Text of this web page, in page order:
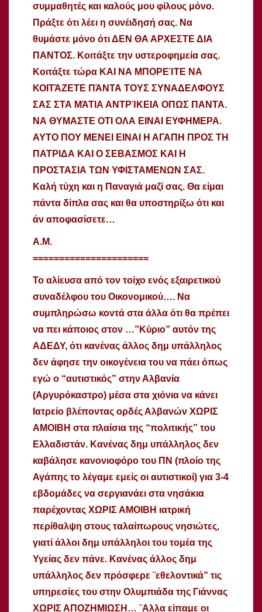
συμμαθητές και καλούς μου φίλους μόνο.
Πράξτε ότι λέει η συνέιδησή σας. Να
θυμάστε μόνο ότι ΔΕΝ ΘΑ ΑΡΧΕΣΤΕ ΔΙΑ
ΠΑΝΤΟΣ. Κοιτάξτε την υστεροφημεία σας.
Κοιτάξτε τώρα ΚΑΙ ΝΑ ΜΠΟΡΕΊΤΕ ΝΑ
ΚΟΙΤΆΖΕΤΕ ΠΆΝΤΑ ΤΟΥΣ ΣΥΝΑΔΕΛΦΟΥΣ
ΣΑΣ ΣΤΑ ΜΆΤΙΑ ΑΝΤΡΊΚΕΙΑ ΟΠΩΣ ΠΑΝΤΑ.
ΝΑ ΘΥΜΑΣΤΕ ΟΤΙ ΟΛΑ ΕΙΝΑΙ ΕΥΦΗΜΕΡΑ.
ΑΥΤΟ ΠΟΥ ΜΕΝΕΙ ΕΙΝΑΙ Η ΑΓΑΠΗ ΠΡΟΣ ΤΗ
ΠΑΤΡΙΔΑ ΚΑΙ Ο ΣΕΒΑΣΜΟΣ ΚΑΙ Η
ΠΡΟΣΤΑΣΙΑ ΤΩΝ ΥΦΙΣΤΑΜΕΝΩΝ ΣΑΣ.
Καλή τύχη και η Παναγιά μαζί σας. Θα είμαι
πάντα δίπλα σας και θα υποστηρίξω ότι και
άν αποφασίσετε…
Α.Μ.
======================
Το αλίευσα από τον τοίχο ενός εξαιρετικού
συναδέλφου του Οικονομικού…. Να
συμπληρώσω κοντά στα άλλα ότι θα πρέπει
να πει κάποιος στον …”Κύριο” αυτόν της
ΑΔΕΔΥ, ότι κανένας άλλος δημ υπάλληλος
δεν άφησε την οικογένεια του να πάει όπως
εγώ ο “αυτιστικός” στην Αλβανία
(Αργυρόκαστρο) μέσα στα χιόνια να κάνει
Ιατρείο βλέποντας ορδές Αλβανών ΧΩΡΙΣ
ΑΜΟΙΒΗ στα πλαίσια της “πολιτικής” του
Ελλαδιστάν. Κανένας δημ υπάλληλος δεν
καβάλησε κανονιοφόρο του ΠΝ (πλοίο της
Αγάπης το λέγαμε εμείς οι αυτιστικοί) για 3-4
εβδομάδες να σεργιανάει στα νησάκια
παρέχοντας ΧΩΡΙΣ ΑΜΟΙΒΗ ιατρική
περίθαλψη στους ταλαίπωρους νησιώτες,
γιατί άλλοι δημ υπάλληλοι του τομέα της
Υγείας δεν πάνε. Κανένας άλλος δημ
υπάλληλος δεν πρόσφερε ¨εθελοντικά” τις
υπηρεσίες του στην Ολυμπιάδα της Γιάννας
ΧΩΡΙΣ ΑΠΟΖΗΜΙΩΣΗ… ¨Αλλα είπαμε οι